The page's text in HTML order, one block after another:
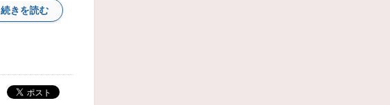
続きを読む